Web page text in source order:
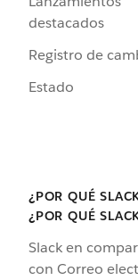
destacados
Registro de
Estado
¿POR QUÉ
¿POR QUÉ
Slack en
con Correo